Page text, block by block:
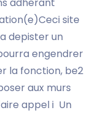
site
depister un
engendrer
la fonction, be2
aux murs
appel i Un